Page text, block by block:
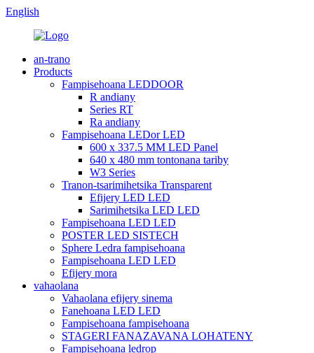
English
an-trano
Products
Fampisehoana LEDDOOR
R andiany
Series RT
Ra andiany
Fampisehoana LEDor LED
600 x 337.5 MM LED Panel
640 x 480 mm tontonana tariby
W3 Series
Tranon-tsarimihetsika Transparent
Efijery LED LED
Sarimihetsika LED LED
Fampisehoana LED LED
POSTER LED SISTECH
Sphere Ledra fampisehoana
Fampisehoana LED LED
Efijery mora
vahaolana
Vahaolana efijery sinema
Fanehoana LED LED
Fampisehoana fampisehoana
STAGERI FANAZAVANA LOHATENY
Fampisehoana ledrop